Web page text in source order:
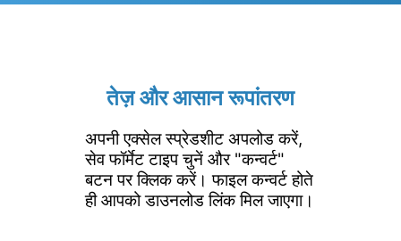
तेज़ और आसान रूपांतरण
अपनी एक्सेल स्प्रेडशीट अपलोड करें,
सेव फॉर्मेट टाइप चुनें और "कन्वर्ट"
बटन पर क्लिक करें। फाइल कन्वर्ट होते
ही आपको डाउनलोड लिंक मिल जाएगा।